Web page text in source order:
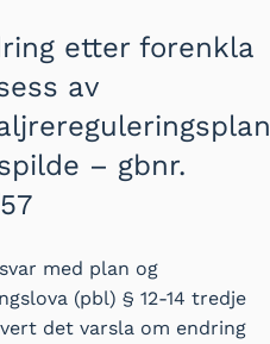
etter forenkla
av
– gbnr.
med plan og
(pbl) § 12-14 tredje
det varsla om endring